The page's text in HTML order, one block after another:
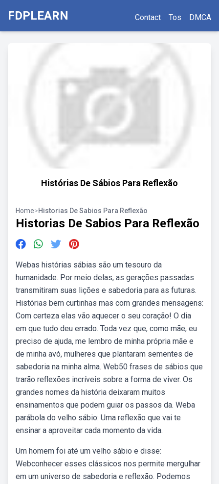
FDPLEARN Contact Tos DMCA
Histórias De Sábios Para Reflexão
Home>Historias De Sabios Para Reflexão
Historias De Sabios Para Reflexão
Webas histórias sábias são um tesouro da
humanidade. Por meio delas, as gerações passadas
transmitiram suas lições e sabedoria para as futuras.
Histórias bem curtinhas mas com grandes mensagens:
Com certeza elas vão aquecer o seu coração! O dia
em que tudo deu errado. Toda vez que, como mãe, eu
preciso de ajuda, me lembro de minha própria mãe e
de minha avó, mulheres que plantaram sementes de
sabedoria na minha alma. Web50 frases de sábios que
trarão reflexões incríveis sobre a forma de viver. Os
grandes nomes da história deixaram muitos
ensinamentos que podem guiar os passos da. Weba
parábola do velho sábio: Uma reflexão que vai te
ensinar a aproveitar cada momento da vida.
Um homem foi até um velho sábio e disse:
Webconhecer esses clássicos nos permite mergulhar
em um universo de sabedoria e reflexão. Podemos